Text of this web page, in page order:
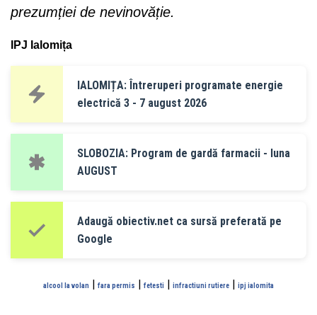
prezumției de nevinovăție.
IPJ Ialomița
IALOMIȚA: Întreruperi programate energie
electrică 3 - 7 august 2026
SLOBOZIA: Program de gardă farmacii - luna
AUGUST
Adaugă obiectiv.net ca sursă preferată pe
Google
alcool la volan | fara permis | fetesti | infractiuni rutiere | ipj ialomita